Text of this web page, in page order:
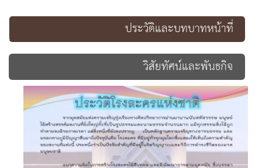
ประวัติและบทบาทหน้าที่
วิสัยทัศน์และพันธกิจ